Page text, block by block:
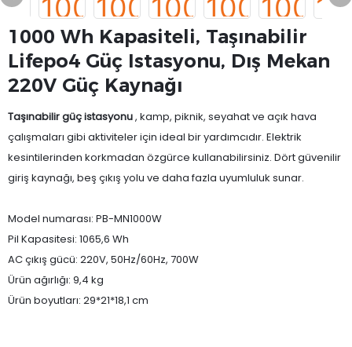
1000 Wh Kapasiteli, Taşınabilir
Lifepo4 Güç Istasyonu, Dış Mekan
220V Güç Kaynağı
Taşınabilir güç istasyonu, kamp, ​​piknik, seyahat ve açık hava
çalışmaları gibi aktiviteler için ideal bir yardımcıdır. Elektrik
kesintilerinden korkmadan özgürce kullanabilirsiniz. Dört güvenilir
giriş kaynağı, beş çıkış yolu ve daha fazla uyumluluk sunar.
Model numarası: PB-MN1000W
Pil Kapasitesi: 1065,6 Wh
AC çıkış gücü: 220V, 50Hz/60Hz, 700W
Ürün ağırlığı: 9,4 kg
Ürün boyutları: 29*21*18,1 cm